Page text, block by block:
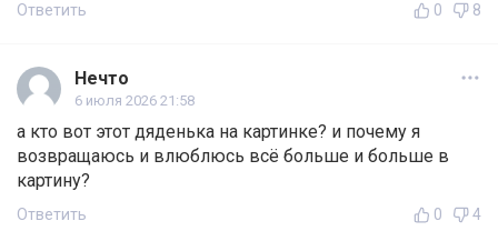
Ответить 0 8
Нечто
6 июля 2026 21:58
а кто вот этот дяденька на картинке? и почему я
возвращаюсь и влюблюсь всё больше и больше в
картину?
Ответить 0 4